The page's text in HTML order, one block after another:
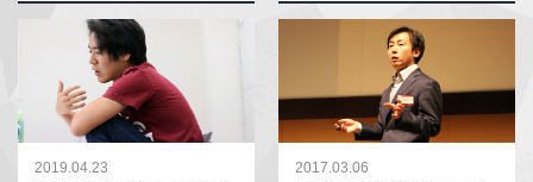
人”になる秘訣
2019.04.23 2017.03.06